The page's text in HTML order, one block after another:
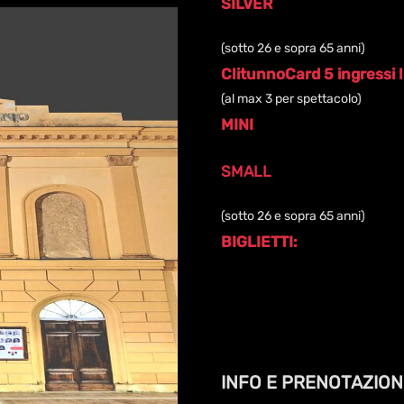
SILVER
(sotto 26 e sopra 65 anni)
ClitunnoCard 5 ingressi
(al max 3 per spettacolo)
MINI
SMALL
(sotto 26 e sopra 65 anni)
BIGLIETTI:
INFO E